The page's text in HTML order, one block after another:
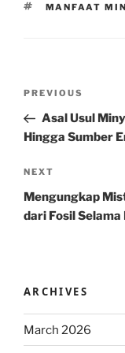
TAGS
MANFAAT
Previous
Post
PREVIOUS
Asal Usul
Hingga Sumber
Next
Post
NEXT
Mengungkap
dari Fosil Selama
ARCHIVES
March 2026